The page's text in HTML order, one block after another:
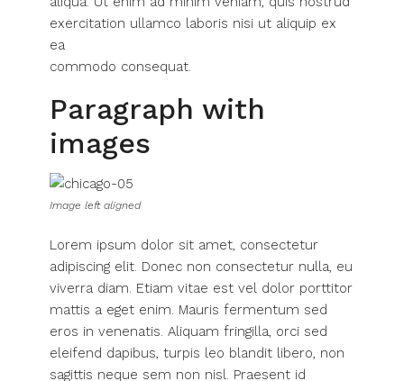
exercitation ullamco laboris nisi ut aliquip ex
ea
commodo consequat.
Paragraph with
images
Image left aligned
Lorem ipsum dolor sit amet, consectetur
adipiscing elit. Donec non consectetur nulla, eu
viverra diam. Etiam vitae est vel dolor porttitor
mattis a eget enim. Mauris fermentum sed
eros in venenatis. Aliquam fringilla, orci sed
eleifend dapibus, turpis leo blandit libero, non
sagittis neque sem non nisl. Praesent id